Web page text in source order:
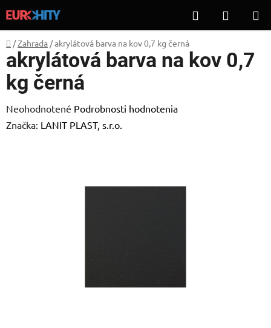
na
obsah
Hľadať
KOŠÍK
Domov
/Zahrada /akrylátová barva na kov 0,7 kg černá
akrylátová barva na kov 0,7
kg černá
Priemerné
hodnotenie
Neohodnotené Podrobnosti hodnotenia
Značka: LANIT PLAST, s.r.o.